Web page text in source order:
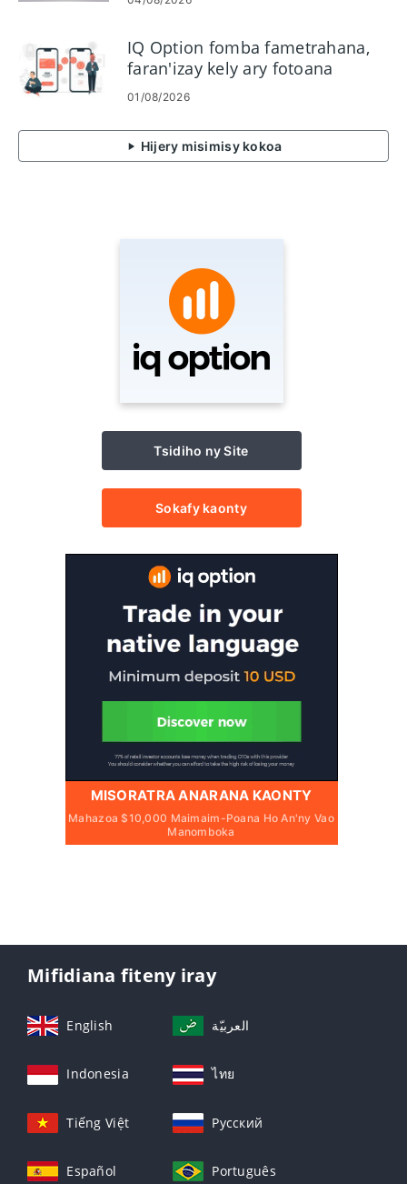
IQ Option fomba fametrahana,
faran'izay kely ary fotoana
fanodinana
01/08/2026
Hijery misimisy kokoa
Tsidiho ny Site
Sokafy kaonty
MISORATRA ANARANA KAONTY
Mahazoa $10,000 Maimaim-Poana Ho An'ny Vao
Manomboka
Mifidiana fiteny iray
English العربيّة
Indonesia ไทย
Tiếng Việt Русский
Español Português